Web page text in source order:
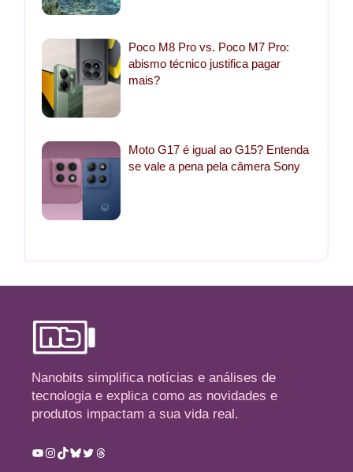
Poco M8 Pro vs. Poco M7 Pro:
abismo técnico justifica pagar
mais?
Moto G17 é igual ao G15? Entenda
se vale a pena pela câmera Sony
Nanobits simplifica notícias e análises de
tecnologia e explica como as novidades e
produtos impactam a sua vida real.
Youtube
Instagram
TikTok
Bluesky
TwitterThreads